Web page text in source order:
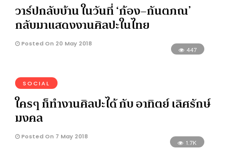
วาร์ปกลับบ้าน ในวันที่ ‘ก้อง–กันตภณ’
กลับมาแสดงงานศิลปะในไทย
Posted On 20 May 2018
447
SOCIAL
ใครๆ ก็ทำงานศิลปะได้ กับ อาทิตย์ เลิศรักษ์
มงคล
Posted On 7 May 2018
1.7K